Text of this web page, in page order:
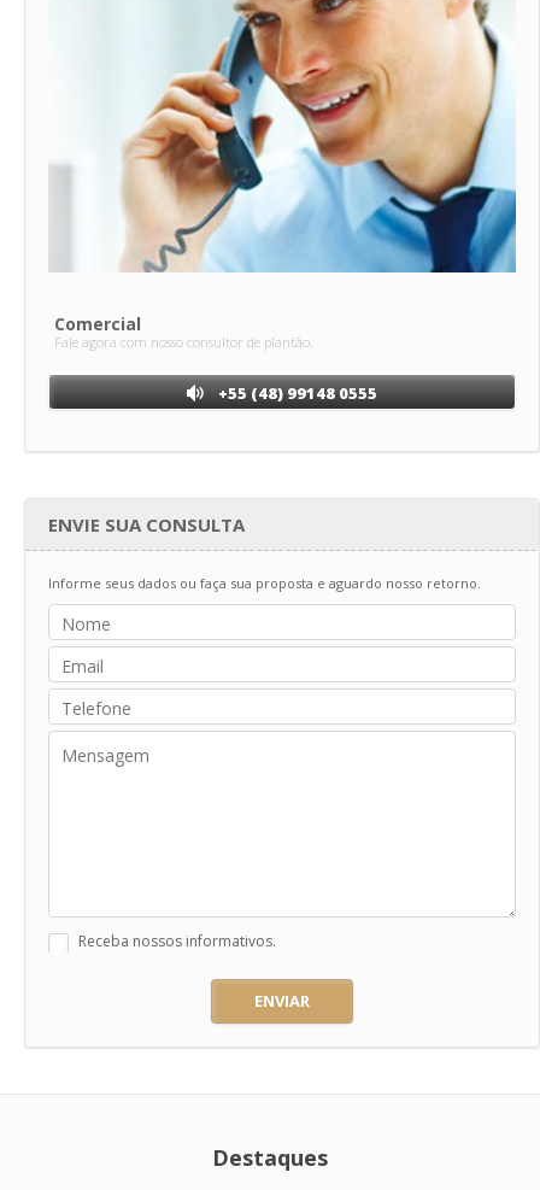
Comercial
Fale agora com nosso consultor de plantão.
+55 (48) 99148 0555
ENVIE SUA CONSULTA
Informe seus dados ou faça sua proposta e aguardo nosso retorno.
Receba nossos informativos.
ENVIAR
Destaques